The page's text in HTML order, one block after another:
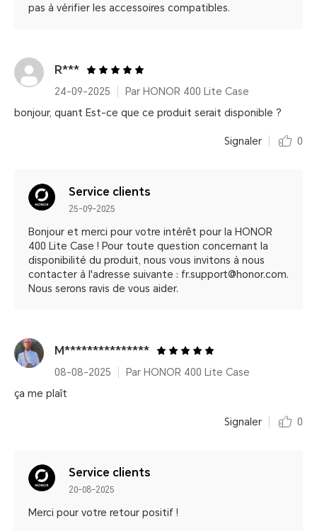
pas à vérifier les accessoires compatibles.
R***
24-09-2025
Par HONOR 400 Lite Case
bonjour, quant Est-ce que ce produit serait disponible ?
Signaler 0
Service clients
25-09-2025
Bonjour et merci pour votre intérêt pour la HONOR
400 Lite Case ! Pour toute question concernant la
disponibilité du produit, nous vous invitons à nous
contacter à l'adresse suivante : fr.support@honor.com.
Nous serons ravis de vous aider.
M***************
08-08-2025
Par HONOR 400 Lite Case
ça me plaît
Signaler 0
Service clients
20-08-2025
Merci pour votre retour positif !